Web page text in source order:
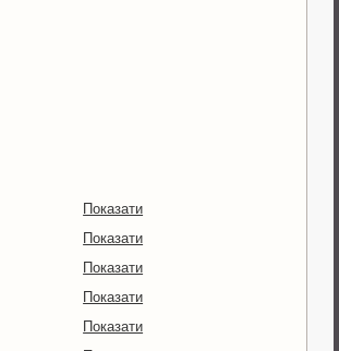
Показати
Показати
Показати
Показати
Показати